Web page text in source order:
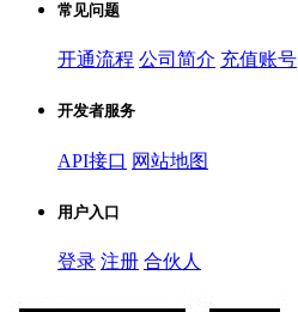
常见问题
开通流程 公司简介 充值账号
开发者服务
API接口 网站地图
用户入口
登录 注册 合伙人